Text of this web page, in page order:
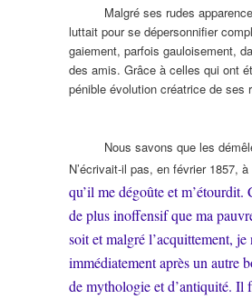
Malgré ses rudes
luttait pour se dépersonnifier
gaiement, parfois gauloisement,
des amis. Grâce à celles qui ont
pénible évolution créatrice de ses
Nous savons que les
N’écrivait-il pas, en février 1857,
qu’il me dégoûte et
de plus inoffensif que ma
soit et malgré l’acquittement,
immédiatement après un autre
de mythologie et d’antiquité. Il